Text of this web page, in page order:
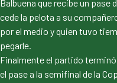
Balbuena que recibe un pase
cede la pelota a su
por el medio y quien tuvo
pegarle.
Finalmente el partido
el pase a la semifinal de la